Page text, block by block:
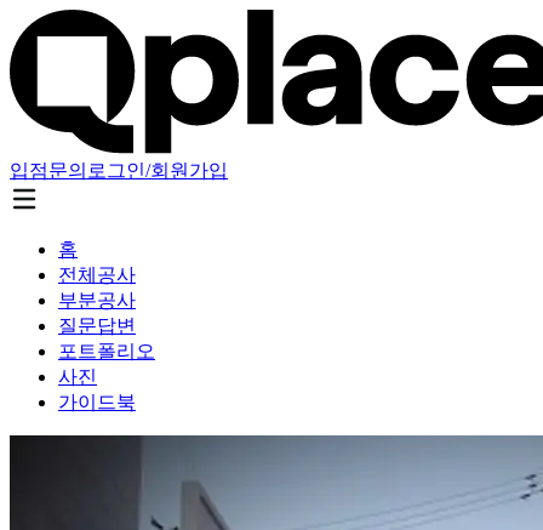
입점문의 로그인/회원가입
홈
전체공사
부분공사
질문답변
포트폴리오
사진
가이드북